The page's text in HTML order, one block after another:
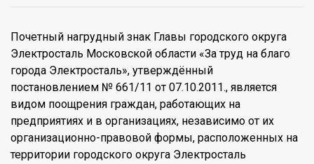
Почетный нагрудный знак Главы городского округа
Электросталь Московской области «За труд на благо
города Электросталь», утверждённый
постановлением № 661/11 от 07.10.2011., является
видом поощрения граждан, работающих на
предприятиях и в организациях, независимо от их
организационно-правовой формы, расположенных на
территории городского округа Электросталь